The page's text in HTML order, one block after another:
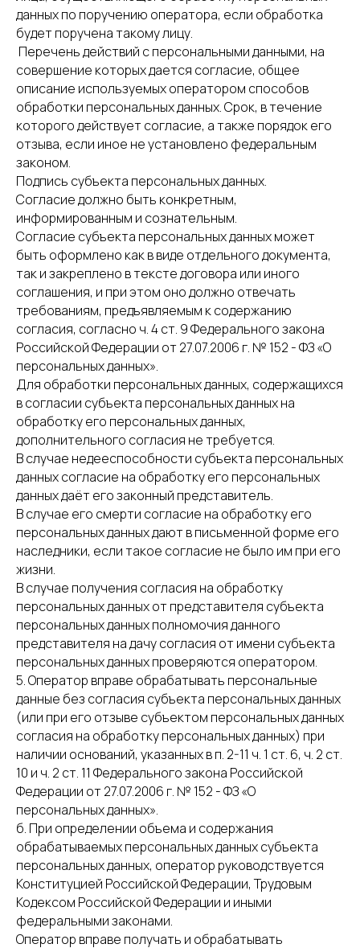
данных по поручению оператора, если обработка
будет поручена такому лицу.
Перечень действий с персональными данными, на
совершение которых дается согласие, общее
описание используемых оператором способов
обработки персональных данных. Срок, в течение
которого действует согласие, а также порядок его
отзыва, если иное не установлено федеральным
законом.
Подпись субъекта персональных данных.
Согласие должно быть конкретным,
информированным и сознательным.
Согласие субъекта персональных данных может
быть оформлено как в виде отдельного документа,
так и закреплено в тексте договора или иного
соглашения, и при этом оно должно отвечать
требованиям, предъявляемым к содержанию
согласия, согласно ч. 4 ст. 9 Федерального закона
Российской Федерации от 27.07.2006 г. № 152 - ФЗ «О
персональных данных».
Для обработки персональных данных, содержащихся
в согласии субъекта персональных данных на
обработку его персональных данных,
дополнительного согласия не требуется.
В случае недееспособности субъекта персональных
данных согласие на обработку его персональных
данных даёт его законный представитель.
В случае его смерти согласие на обработку его
персональных данных дают в письменной форме его
наследники, если такое согласие не было им при его
жизни.
В случае получения согласия на обработку
персональных данных от представителя субъекта
персональных данных полномочия данного
представителя на дачу согласия от имени субъекта
персональных данных проверяются оператором.
5. Оператор вправе обрабатывать персональные
данные без согласия субъекта персональных данных
(или при его отзыве субъектом персональных данных
согласия на обработку персональных данных) при
наличии оснований, указанных в п. 2-11 ч. 1 ст. 6, ч. 2 ст.
10 и ч. 2 ст. 11 Федерального закона Российской
Федерации от 27.07.2006 г. № 152 - ФЗ «О
персональных данных».
б. При определении объема и содержания
обрабатываемых персональных данных субъекта
персональных данных, оператор руководствуется
Конституцией Российской Федерации, Трудовым
Кодексом Российской Федерации и иными
федеральными законами.
Оператор вправе получать и обрабатывать